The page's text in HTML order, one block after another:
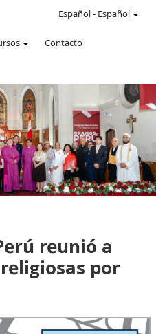
Contacto
Español- Español
reunió a
por